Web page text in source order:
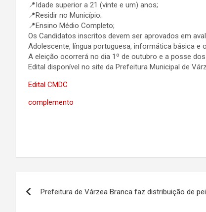
📍Idade superior a 21 (vinte e um) anos;
📍Residir no Município;
📍Ensino Médio Completo;
Os Candidatos inscritos devem ser aprovados em
Adolescente, língua portuguesa, informática básica
A eleição ocorrerá no dia 1º de outubro e a posse
Edital disponível no site da Prefeitura Municipal de
Edital CMDC
complemento
de
Prefeitura de Várzea Branca faz distribuição de